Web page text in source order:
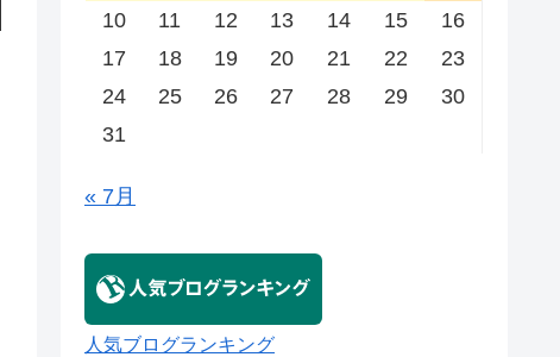
10
11 12 13 14 15
16
17
18 19 20 21 22
23
24
25 26 27 28 29
30
31
« 7月
人気ブログランキング